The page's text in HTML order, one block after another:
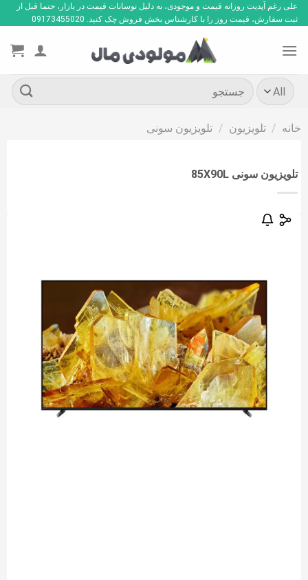
Skip
to
علی رغم آپدیت روزانه قیمت و موجودی، به دلیل نوسانات قیمت در بازار، حتما قبل از
ثبت سفارش، قیمت روز را با کارشناس بخش فروش چک کنید. 09173455020
جستجو
برای:
خانه / تلویزیون / تلویزیون سونی
تلویزیون سونی 85X90L